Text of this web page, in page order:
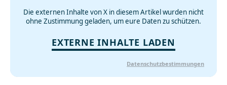
Die externen Inhalte von X in diesem Artikel wurden nicht
ohne Zustimmung geladen, um eure Daten zu schützen.
EXTERNE INHALTE LADEN
Datenschutzbestimmungen